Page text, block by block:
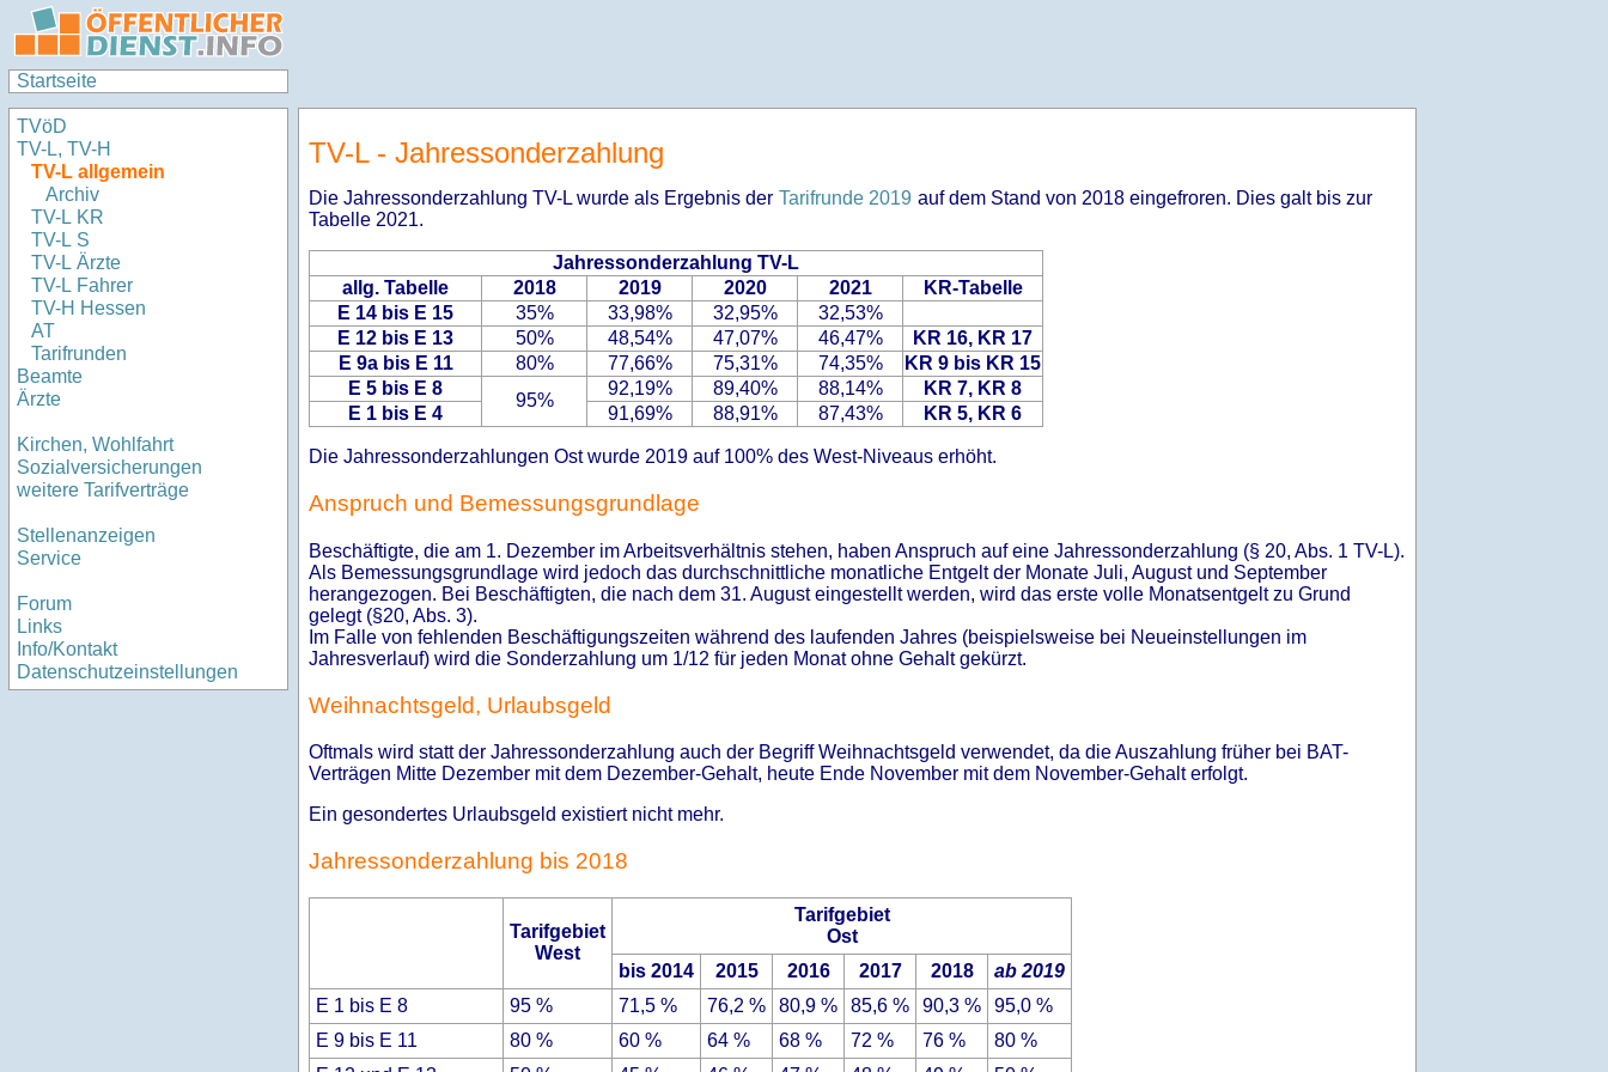
Startseite
TVöD
TV-L, TV-H
TV-L allgemein
Archiv
TV-L KR
TV-L S
TV-L Ärzte
TV-L Fahrer
TV-H Hessen
AT
Tarifrunden
Beamte
Ärzte
Kirchen, Wohlfahrt
Sozialversicherungen
weitere Tarifverträge
Stellenanzeigen
Service
Forum
Links
Info/Kontakt
Datenschutzeinstellungen
TV-L - Jahressonderzahlung
Die Jahressonderzahlung TV-L wurde als Ergebnis der Tarifrunde 2019 auf dem Stand von 2018 eingefroren. Dies galt bis zur
Tabelle 2021.
Jahressonderzahlung TV-L
allg. Tabelle
2018 2019 2020 2021
KR-Tabelle
E 14 bis E 15
35% 33,98% 32,95%
32,53%
E 12 bis E 13
50% 48,54% 47,07% 46,47%
KR 16, KR 17
E 9a bis E 11
80% 77,66% 75,31% 74,35%
KR 9 bis KR 15
E 5 bis E 8
95%
92,19% 89,40% 88,14%
KR 7, KR 8
E 1 bis E 4
91,69% 88,91% 87,43% KR 5, KR 6
Die Jahressonderzahlungen Ost wurde 2019 auf 100% des West-Niveaus erhöht.
Anspruch und Bemessungsgrundlage
Beschäftigte, die am 1. Dezember im Arbeitsverhältnis stehen, haben Anspruch auf eine Jahressonderzahlung (§ 20, Abs. 1 TV-L).
Als Bemessungsgrundlage wird jedoch das durchschnittliche monatliche Entgelt der Monate Juli, August und September
herangezogen. Bei Beschäftigten, die nach dem 31. August eingestellt werden, wird das erste volle Monatsentgelt zu Grund
gelegt (§20, Abs. 3).
Im Falle von fehlenden Beschäftigungszeiten während des laufenden Jahres (beispielsweise bei Neueinstellungen im
Jahresverlauf) wird die Sonderzahlung um 1/12 für jeden Monat ohne Gehalt gekürzt.
Weihnachtsgeld, Urlaubsgeld
Oftmals wird statt der Jahressonderzahlung auch der Begriff Weihnachtsgeld verwendet, da die Auszahlung früher bei BAT-
Verträgen Mitte Dezember mit dem Dezember-Gehalt, heute Ende November mit dem November-Gehalt erfolgt.
Ein gesondertes Urlaubsgeld existiert nicht mehr.
Jahressonderzahlung bis 2018
Tarifgebiet
West
Tarifgebiet
Ost
bis 2014
2015 2016 2017 2018
ab 2019
E 1 bis E 8
95 % 71,5 % 76,2 % 80,9 % 85,6 % 90,3 %
95,0 %
E 9 bis E 11
80 % 60 % 64 % 68 % 72 % 76 %
80 %